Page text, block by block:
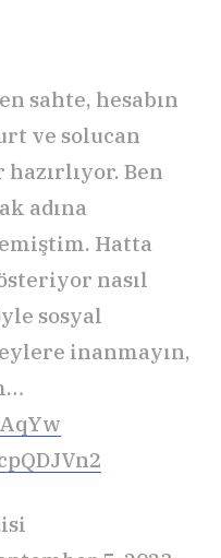
sahte, hesabın
ve solucan
Ben
adına
Hatta
nasıl
sosyal
inanmayın,